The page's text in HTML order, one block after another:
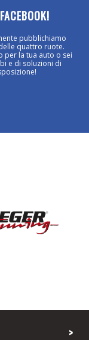
pubblichiamo
quattro ruote.
per la tua auto o sei
e di soluzioni di